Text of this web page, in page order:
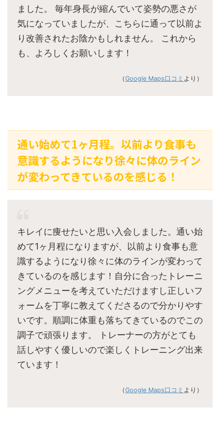
ました。 毎年身長が縮んでいて姿勢の悪さが
気になっていましたが、こちらに通って以前よ
り改善されたお陰かもしれません。 これから
も、よろしくお願いします！
（Google Maps口コミ より）
通い始めて1ヶ月程。以前より食事も
意識するようになり徐々に体のライン
が変わってきているのを感じる！
キレイに痩せたいと思い入会しました。通い始
めて1ヶ月程になりますが、以前より食事も意
識するようになり徐々に体のラインが変わって
きているのを感じます！自分に合ったトレーニ
ングメニューを考えていただけますし正しいフ
ォームを丁寧に教えてくださるので分かりやす
いです。順調に体重も落ちてきているのでこの
調子で頑張ります。 トレーナーの方がとても
話しやすく優しいので楽しくトレーニング出来
ています！
（Google Maps口コミ より）